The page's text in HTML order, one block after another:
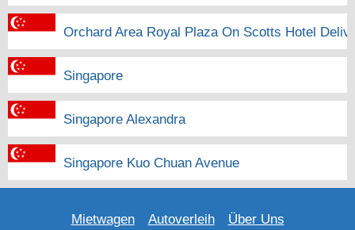
Orchard Area Royal Plaza On Scotts Hotel
Singapore
Singapore Alexandra
Singapore Kuo Chuan Avenue
Mietwagen Autoverleih Über Uns